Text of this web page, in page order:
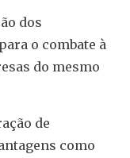
dos
o combate à
do mesmo
de
como